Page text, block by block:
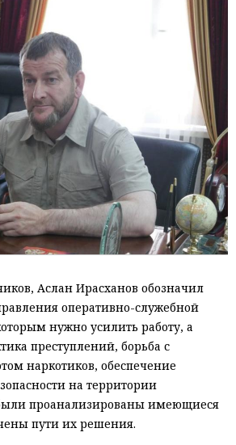
Аслан Ирасханов обозначил
оперативно-служебной
нужно усилить работу, а
преступлений, борьба с
наркотиков, обеспечение
на территории
проанализированы имеющиеся
пути их решения.